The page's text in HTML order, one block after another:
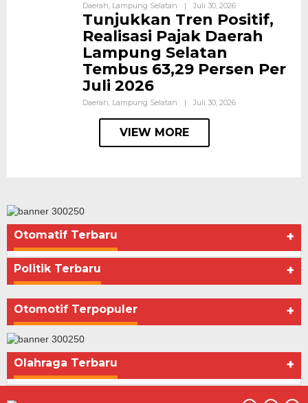
Daerah, Lampung Selatan | Juli 30, 2026
Tunjukkan Tren Positif,
Realisasi Pajak Daerah
Lampung Selatan
Tembus 63,29 Persen Per
Juli 2026
Daerah, Lampung Selatan | Juli 30, 2026
VIEW MORE
Otomatif Terbaru +
Politik Terbaru +
Otomotif Terpopuler +
Olahraga Terbaru +